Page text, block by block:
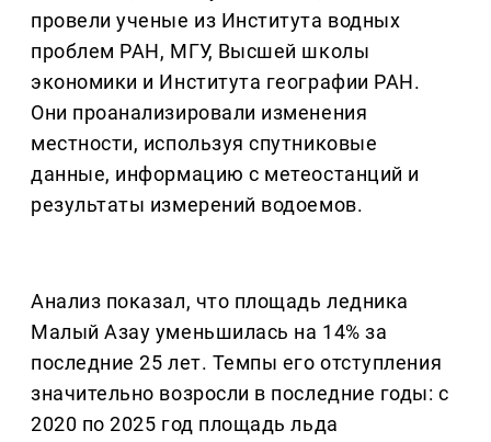
провели ученые из Института водных
проблем РАН, МГУ, Высшей школы
экономики и Института географии РАН.
Они проанализировали изменения
местности, используя спутниковые
данные, информацию с метеостанций и
результаты измерений водоемов.
Анализ показал, что площадь ледника
Малый Азау уменьшилась на 14% за
последние 25 лет. Темпы его отступления
значительно возросли в последние годы: с
2020 по 2025 год площадь льда